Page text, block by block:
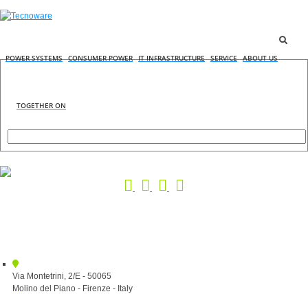
POWER SYSTEMS CONSUMER POWER IT INFRASTRUCTURE SERVICE ABOUT US
TOGETHER ON
Via Montetrini, 2/E - 50065
Molino del Piano - Firenze - Italy